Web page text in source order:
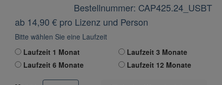
Bestellnummer: CAP425.24_USBT
ab 14,90 € pro Lizenz und Person
Bitte wählen Sie eine Laufzeit
Laufzeit 1 Monat
Laufzeit 3 Monate
Laufzeit 6 Monate
Laufzeit 12 Monate